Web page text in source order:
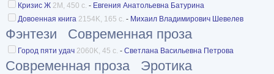
Кризис Ж 2M, 450 с. - Евгения Анатольевна Батурина
Довоенная книга 2154K, 165 с. - Михаил Владимирович Шевелев
Фэнтези Современная проза
Город пяти удач 2060K, 45 с. - Светлана Васильевна Петрова
Современная проза Эротика